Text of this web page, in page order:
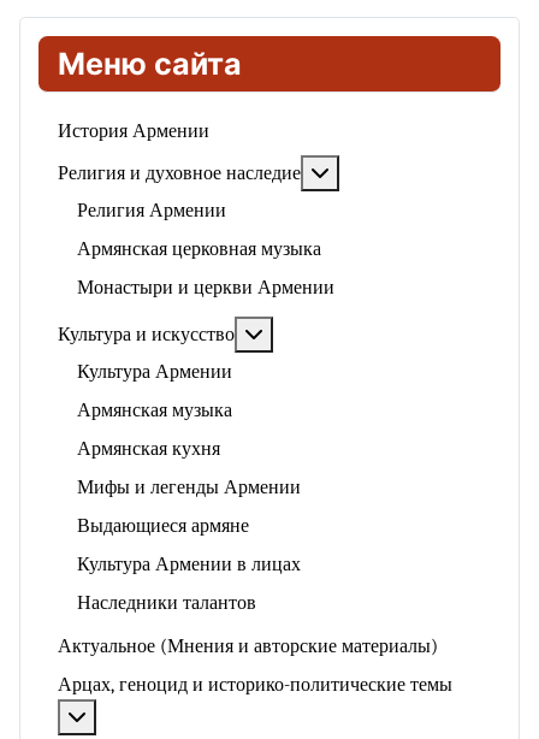
Меню сайта
История Армении
Религия и духовное наследие
Религия Армении
Армянская церковная музыка
Монастыри и церкви Армении
Культура и искусство
Культура Армении
Армянская музыка
Армянская кухня
Мифы и легенды Армении
Выдающиеся армяне
Культура Армении в лицах
Наследники талантов
Актуальное (Мнения и авторские материалы)
Арцах, геноцид и историко-политические темы